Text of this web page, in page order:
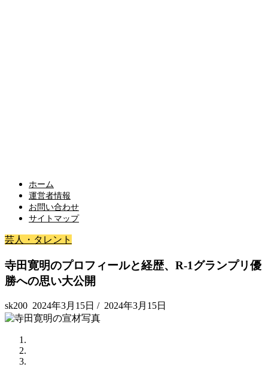
ホーム
運営者情報
お問い合わせ
サイトマップ
芸人・タレント
寺田寛明のプロフィールと経歴、R-1グランプリ優
勝への思い大公開
sk200 2024年3月15日 / 2024年3月15日